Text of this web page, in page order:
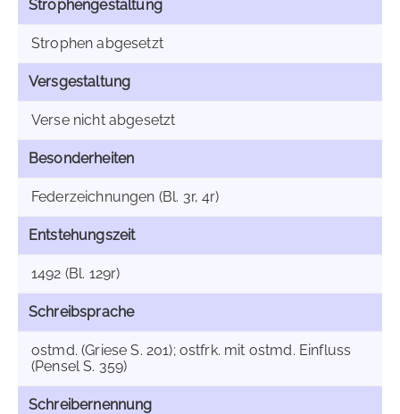
Strophengestaltung
Strophen abgesetzt
Versgestaltung
Verse nicht abgesetzt
Besonderheiten
Federzeichnungen (Bl. 3r, 4r)
Entstehungszeit
1492 (Bl. 129r)
Schreibsprache
ostmd. (Griese S. 201); ostfrk. mit ostmd. Einfluss
(Pensel S. 359)
Schreibernennung